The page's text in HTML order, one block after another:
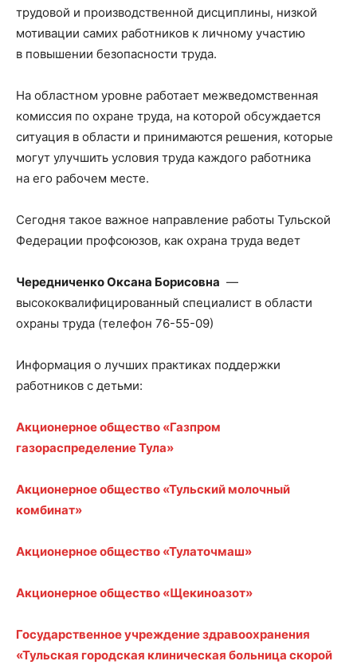
трудовой и производственной дисциплины, низкой
мотивации самих работников к личному участию
в повышении безопасности труда.
На областном уровне работает межведомственная
комиссия по охране труда, на которой обсуждается
ситуация в области и принимаются решения, которые
могут улучшить условия труда каждого работника
на его рабочем месте.
Сегодня такое важное направление работы Тульской
Федерации профсоюзов, как охрана труда ведет
Чередниченко Оксана Борисовна —
высококвалифицированный специалист в области
охраны труда (телефон 76-55-09)
Информация о лучших практиках поддержки
работников с детьми:
Акционерное общество «Газпром
газораспределение Тула»
Акционерное общество «Тульский молочный
комбинат»
Акционерное общество «Тулаточмаш»
Акционерное общество «Щекиноазот»
Государственное учреждение здравоохранения
«Тульская городская клиническая больница скорой